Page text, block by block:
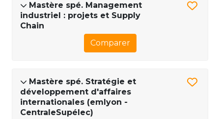
Mastère spé. Management
industriel : projets et Supply
Chain
Comparer
Mastère spé. Stratégie et
développement d'affaires
internationales (emlyon -
CentraleSupélec)